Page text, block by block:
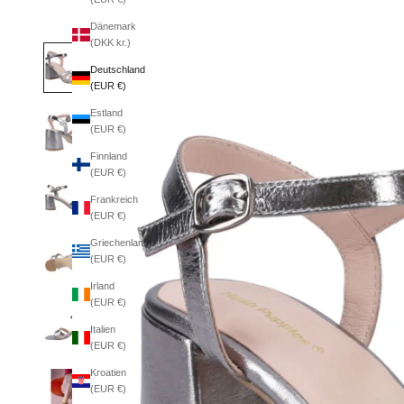
Dänemark
(DKK kr.)
Deutschland
(EUR €)
Estland
(EUR €)
Finnland
(EUR €)
Frankreich
(EUR €)
Griechenland
(EUR €)
Irland
(EUR €)
Italien
(EUR €)
Kroatien
(EUR €)